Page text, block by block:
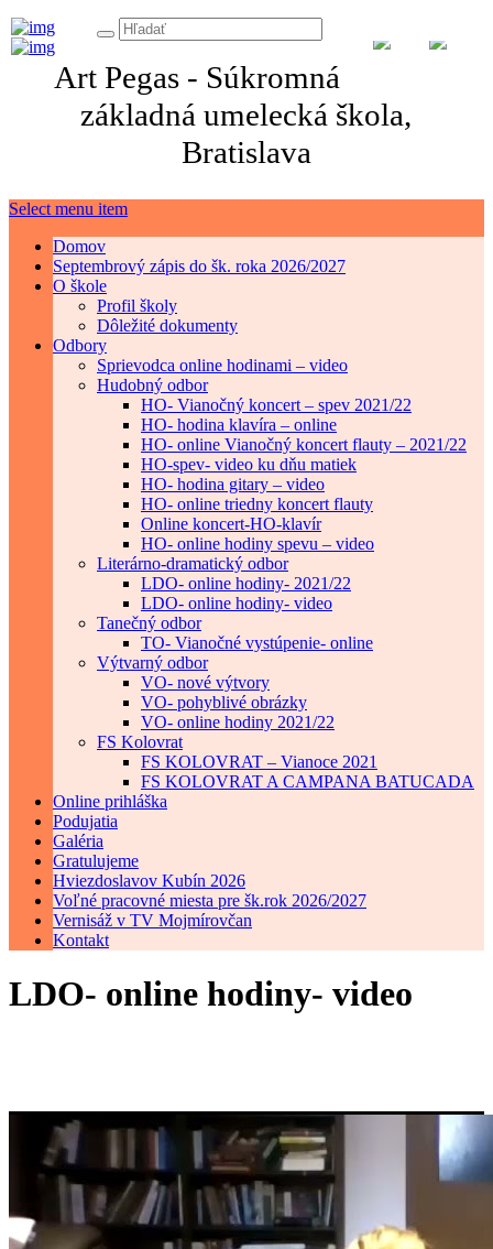
Art Pegas - Súkromná
základná umelecká škola,
Bratislava
Select menu item
Domov
Septembrový zápis do šk. roka 2026/2027
O škole
Profil školy
Dôležité dokumenty
Odbory
Sprievodca online hodinami – video
Hudobný odbor
HO- Vianočný koncert – spev 2021/22
HO- hodina klavíra – online
HO- online Vianočný koncert flauty – 2021/22
HO-spev- video ku dňu matiek
HO- hodina gitary – video
HO- online triedny koncert flauty
Online koncert-HO-klavír
HO- online hodiny spevu – video
Literárno-dramatický odbor
LDO- online hodiny- 2021/22
LDO- online hodiny- video
Tanečný odbor
TO- Vianočné vystúpenie- online
Výtvarný odbor
VO- nové výtvory
VO- pohyblivé obrázky
VO- online hodiny 2021/22
FS Kolovrat
FS KOLOVRAT – Vianoce 2021
FS KOLOVRAT A CAMPANA BATUCADA
Online prihláška
Podujatia
Galéria
Gratulujeme
Hviezdoslavov Kubín 2026
Voľné pracovné miesta pre šk.rok 2026/2027
Vernisáž v TV Mojmírovčan
Kontakt
LDO- online hodiny- video